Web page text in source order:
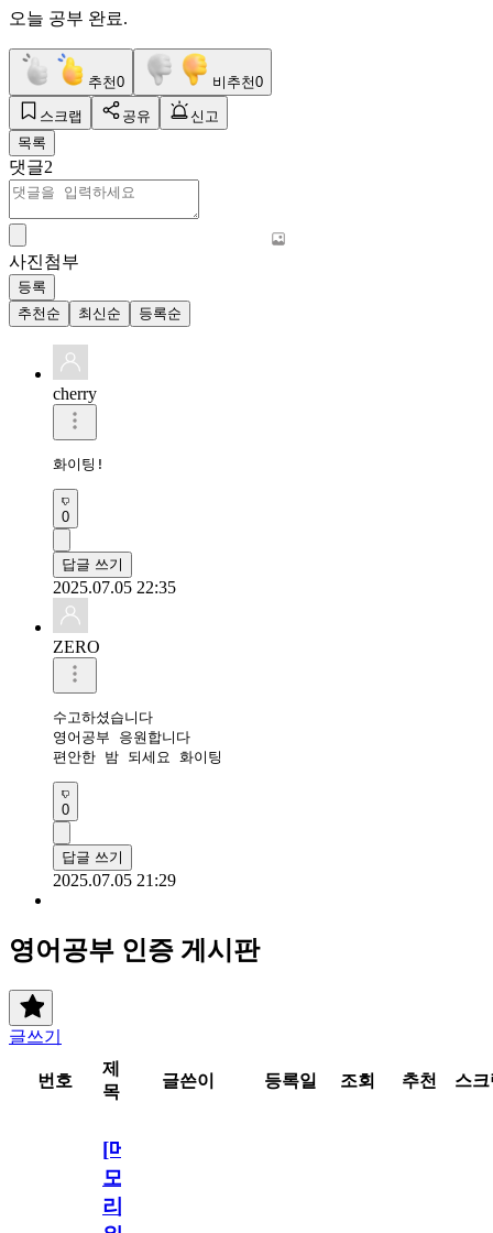
오늘 공부 완료.
추천0 비추천0
스크랩 공유
신고
목록
댓글2
사진첨부
등록
추천순
최신순 등록순
cherry
화이팅!
0
답글 쓰기
2025.07.05 22:35
ZERO
수고하셨습니다
영어공부 응원합니다
편안한 밤 되세요 화이팅
0
답글 쓰기
2025.07.05 21:29
영어공부 인증 게시판
글쓰기
번호
제
목
글쓴이 등록일 조회 추천 스
[메
모
리